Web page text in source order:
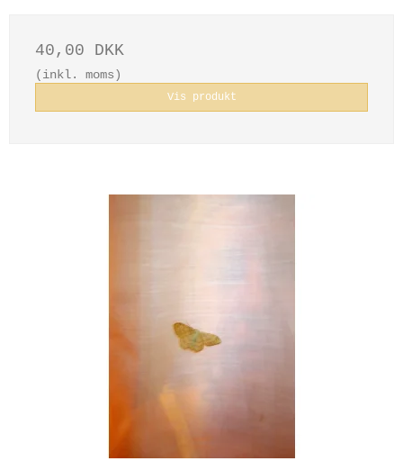
40,00 DKK
(inkl. moms)
Vis produkt